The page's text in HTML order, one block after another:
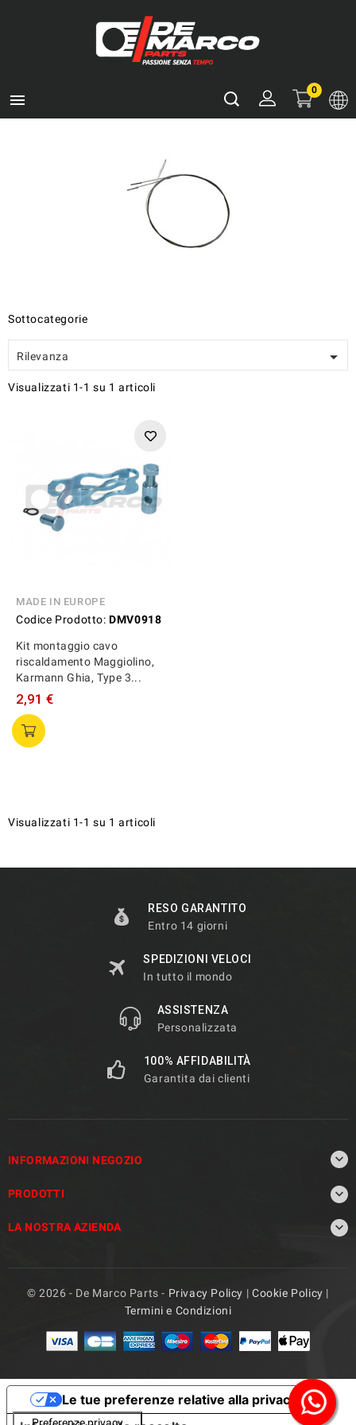

0
Sottocategorie
Rilevanza 
Visualizzati 1-1 su 1 articoli
MADE IN EUROPE
Codice Prodotto: DMV0918
Kit montaggio cavo
riscaldamento Maggiolino,
Karmann Ghia, Type 3...
2,91 €
Visualizzati 1-1 su 1 articoli
RESO GARANTITO
Entro 14 giorni
SPEDIZIONI VELOCI
In tutto il mondo
ASSISTENZA
Personalizzata
100% AFFIDABILITÀ
Garantita dai clienti
INFORMAZIONI NEGOZIO 
PRODOTTI 
LA NOSTRA AZIENDA 
© 2026 - De Marco Parts - Privacy Policy | Cookie Policy |
Termini e Condizioni
Le tue preferenze relative alla privacy